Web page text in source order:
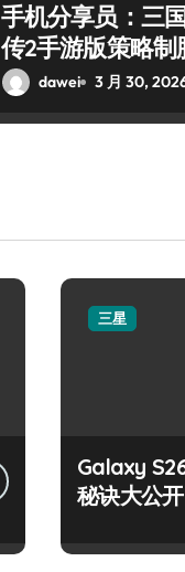
手机分享员：三
传2手游版策略制
乱世群雄逐鹿
dawei 3 月 30,
三星
Galaxy
秘诀大公开